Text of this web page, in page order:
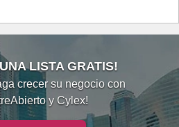
LISTA GRATIS!
crecer su negocio con
y Cylex!